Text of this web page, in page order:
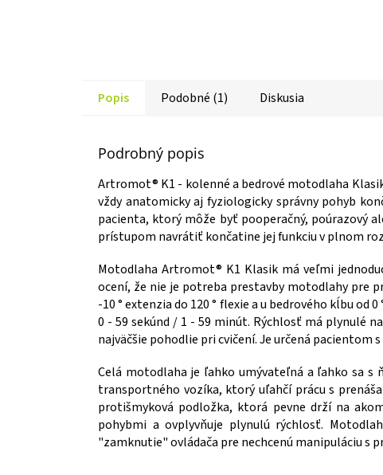
Popis Podobné (1) Diskusia
Podrobný popis
Artromot® K1 - kolenné a bedrové motodlaha
vždy anatomicky aj fyziologicky správny pohyb
pacienta, ktorý môže byť pooperačný, poúrazový
prístupom navrátiť končatine jej funkciu v plnom
Motodlaha Artromot® K1 Klasik má veľmi
ocení, že nie je potreba prestavby motodlahy pre
-10 ° extenzia do 120 ° flexie a u bedrového kĺbu
0 - 59 sekúnd / 1 - 59 minút. Rýchlosť má plynulé
najväčšie pohodlie pri cvičení. Je určená pacientom s
Celá motodlaha je ľahko umývateľná a ľahko sa
transportného vozíka, ktorý uľahčí prácu s
protišmyková podložka, ktorá pevne drží na
pohybmi a ovplyvňuje plynulú rýchlosť.
"zamknutie" ovládača pre nechcenú manipuláciu s